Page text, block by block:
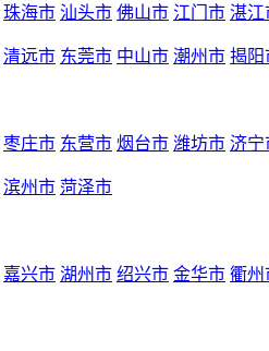
珠海市 汕头市 佛山市 江门市 湛江
清远市 东莞市 中山市 潮州市 揭阳
枣庄市 东营市 烟台市 潍坊市 济宁
滨州市 菏泽市
嘉兴市 湖州市 绍兴市 金华市 衢州